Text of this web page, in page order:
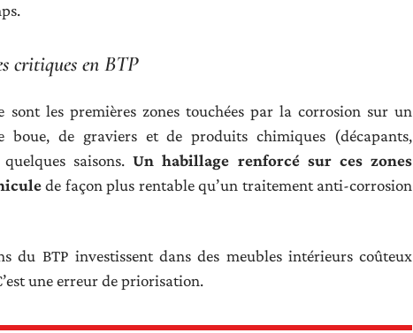
critiques en BTP
sont les premières zones touchées par la corrosion sur un
boue, de graviers et de produits chimiques (décapants,
saisons.Un habillage renforcé sur ces zones
de façon plus rentable qu’un traitement anti-corrosion
du BTP investissent dans des meubles intérieurs coûteux
une erreur de priorisation.